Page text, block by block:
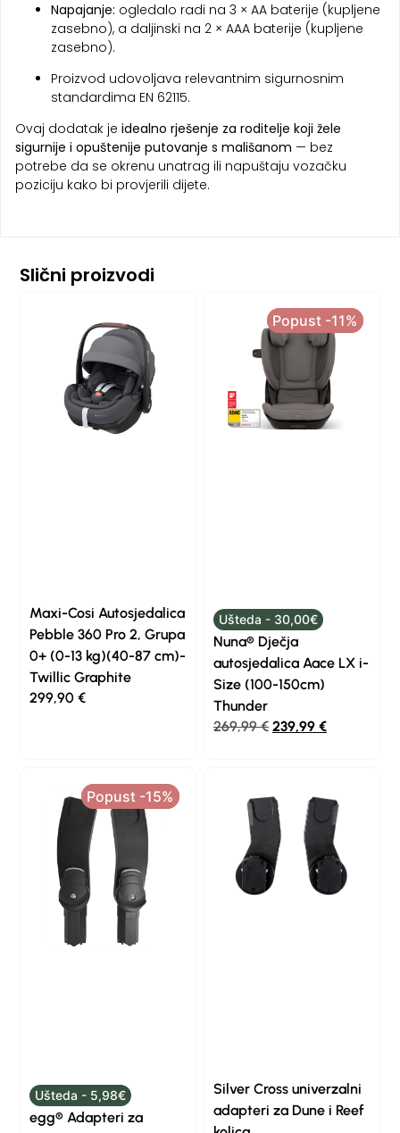
Napajanje: ogledalo radi na 3 × AA baterije (kupljene
zasebno), a daljinski na 2 × AAA baterije (kupljene
zasebno).
Proizvod udovoljava relevantnim sigurnosnim
standardima EN 62115.
Ovaj dodatak je idealno rješenje za roditelje koji žele
sigurnije i opuštenije putovanje s mališanom — bez
potrebe da se okrenu unatrag ili napuštaju vozačku
poziciju kako bi provjerili dijete.
Slični proizvodi
Maxi-Cosi Autosjedalica
Pebble 360 Pro 2, Grupa
0+ (0-13 kg)(40-87 cm)-
Twillic Graphite
299,90€
Popust -11%
Popust -11%
Ušteda - 30,00€
Nuna® Dječja
autosjedalica Aace LX i-
Size (100-150cm)
Thunder
269,99€ 239,99 €
Popust -15%
Popust -15%
Ušteda - 5,98€
egg® Adapteri za
Silver Cross univerzalni
adapteri za Dune i Reef